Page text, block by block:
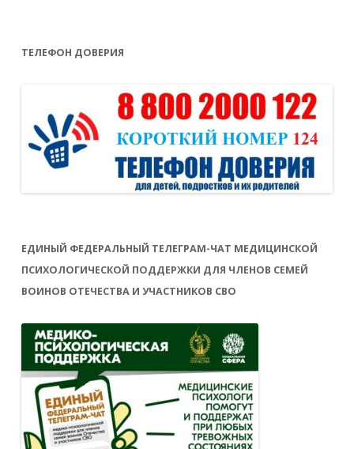
ТЕЛЕФОН ДОВЕРИЯ
ЕДИНЫЙ ФЕДЕРАЛЬНЫЙ ТЕЛЕГРАМ-ЧАТ МЕДИЦИНСКОЙ
ПСИХОЛОГИЧЕСКОЙ ПОДДЕРЖКИ ДЛЯ ЧЛЕНОВ СЕМЕЙ
ВОИНОВ ОТЕЧЕСТВА И УЧАСТНИКОВ СВО